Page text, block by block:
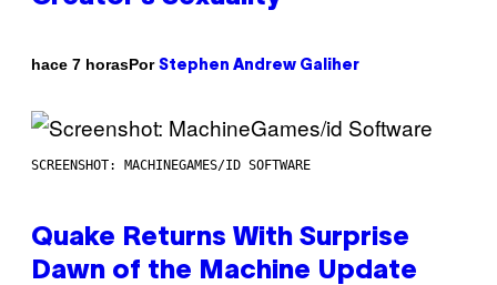
hace 7 horasPor Stephen Andrew Galiher
SCREENSHOT: MACHINEGAMES/ID SOFTWARE
Quake Returns With Surprise
Dawn of the Machine Update